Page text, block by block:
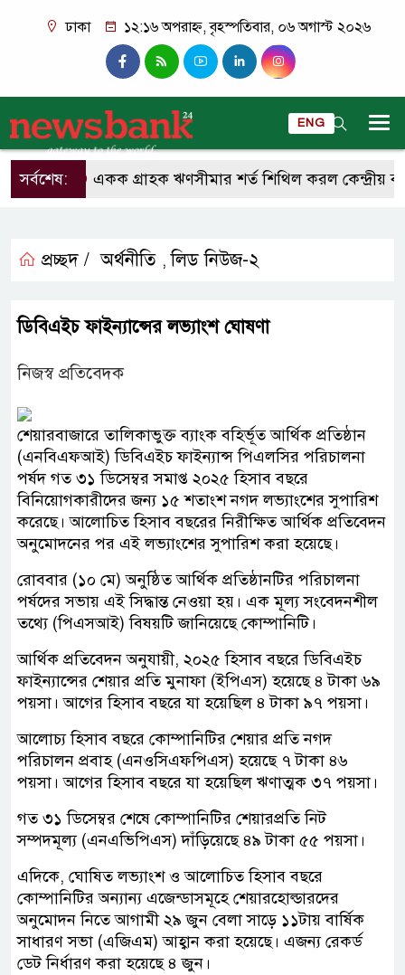
ঢাকা ১২:১৬ অপরাহ্ন, বৃহস্পতিবার, ০৬ অগাস্ট ২০২৬
ENG
সর্বশেষ: একক গ্রাহক ঋণসীমার শর্ত শিথিল করল কেন্দ্রীয়
প্রচ্ছদ / অর্থনীতি ,লিড নিউজ-২
ডিবিএইচ ফাইন্যান্সের লভ্যাংশ ঘোষণা
নিজস্ব প্রতিবেদক
শেয়ারবাজারে তালিকাভুক্ত ব্যাংক বহির্ভূত আর্থিক প্রতিষ্ঠান
(এনবিএফআই) ডিবিএইচ ফাইন্যান্স পিএলসির পরিচালনা
পর্ষদ গত ৩১ ডিসেম্বর সমাপ্ত ২০২৫ হিসাব বছরে
বিনিয়োগকারীদের জন্য ১৫ শতাংশ নগদ লভ্যাংশের সুপারিশ
করেছে। আলোচিত হিসাব বছরের নিরীক্ষিত আর্থিক প্রতিবেদন
অনুমোদনের পর এই লভ্যাংশের সুপারিশ করা হয়েছে।
রোববার (১০ মে) অনুষ্ঠিত আর্থিক প্রতিষ্ঠানটির পরিচালনা
পর্ষদের সভায় এই সিদ্ধান্ত নেওয়া হয়। এক মূল্য সংবেদনশীল
তথ্যে (পিএসআই) বিষয়টি জানিয়েছে কোম্পানিটি।
আর্থিক প্রতিবেদন অনুযায়ী, ২০২৫ হিসাব বছরে ডিবিএইচ
ফাইন্যান্সের শেয়ার প্রতি মুনাফা (ইপিএস) হয়েছে ৪ টাকা ৬৯
পয়সা। আগের হিসাব বছরে যা হয়েছিল ৪ টাকা ৯৭ পয়সা।
আলোচ্য হিসাব বছরে কোম্পানিটির শেয়ার প্রতি নগদ
পরিচালন প্রবাহ (এনওসিএফপিএস) হয়েছে ৭ টাকা ৪৬
পয়সা। আগের হিসাব বছরে যা হয়েছিল ঋণাত্মক ৩৭ পয়সা।
গত ৩১ ডিসেম্বর শেষে কোম্পানিটির শেয়ারপ্রতি নিট
সম্পদমূল্য (এনএভিপিএস) দাঁড়িয়েছে ৪৯ টাকা ৫৫ পয়সা।
এদিকে, ঘোষিত লভ্যাংশ ও আলোচিত হিসাব বছরে
কোম্পানিটির অন্যান্য এজেন্ডাসমূহে শেয়ারহোল্ডারদের
অনুমোদন নিতে আগামী ২৯ জুন বেলা সাড়ে ১১টায় বার্ষিক
সাধারণ সভা (এজিএম) আহ্বান করা হয়েছে। এজন্য রেকর্ড
ডেট নির্ধারণ করা হয়েছে ৪ জুন।